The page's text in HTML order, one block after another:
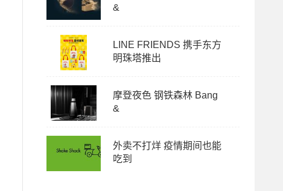
&
LINE FRIENDS 携手东方
明珠塔推出
摩登夜色 钢铁森林 Bang
&
外卖不打烊 疫情期间也能
吃到